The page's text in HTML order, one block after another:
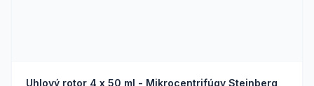
Uhlový rotor 4 x 50 ml - Mikrocentrifúgy Steinberg